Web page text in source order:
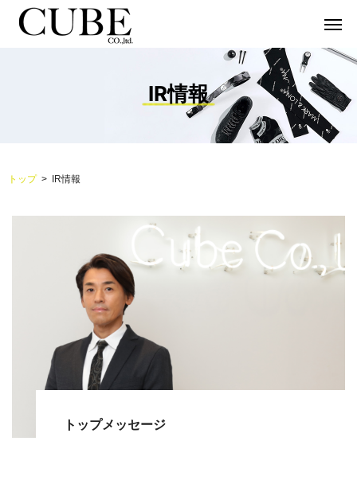
IR情報
トップ IR情報
トップメッセージ